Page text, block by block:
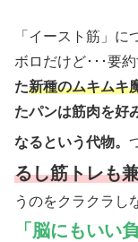
「イースト筋」
ボロだけど･･･要
た新種のムキムキ
たパンは筋肉を好
なるという代物。
るし筋トレも
うのをクラクラし
「脳にもいい